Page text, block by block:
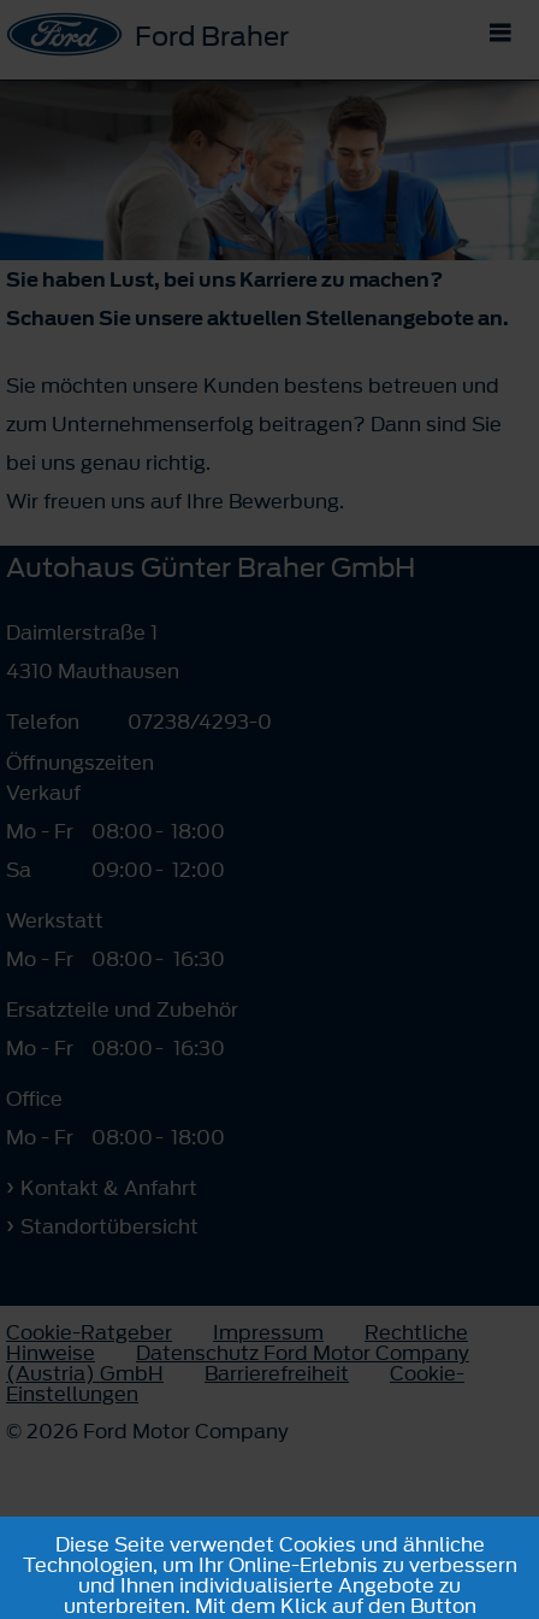
Ford Braher
Sie haben Lust, bei uns Karriere zu machen?
Schauen Sie unsere aktuellen Stellenangebote an.
Sie möchten unsere Kunden bestens betreuen und
zum Unternehmenserfolg beitragen? Dann sind Sie
bei uns genau richtig.
Wir freuen uns auf Ihre Bewerbung.
Autohaus Günter Braher GmbH
Daimlerstraße 1
4310 Mauthausen
Telefon
07238/4293-0
Öffnungszeiten
Verkauf
Mo - Fr
08:00- 18:00
Sa
09:00- 12:00
Werkstatt
Mo - Fr
08:00- 16:30
Ersatzteile und Zubehör
Mo - Fr
08:00- 16:30
Office
Mo - Fr
08:00- 18:00
Kontakt & Anfahrt
Standortübersicht
Cookie-Ratgeber Impressum Rechtliche
Hinweise Datenschutz Ford Motor Company
(Austria) GmbH Barrierefreiheit Cookie-
Einstellungen
© 2026 Ford Motor Company
Diese Seite verwendet Cookies und ähnliche
Technologien, um Ihr Online-Erlebnis zu verbessern
und Ihnen individualisierte Angebote zu
unterbreiten. Mit dem Klick auf den Button